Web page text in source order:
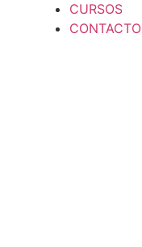
CURSOS
CONTACTO